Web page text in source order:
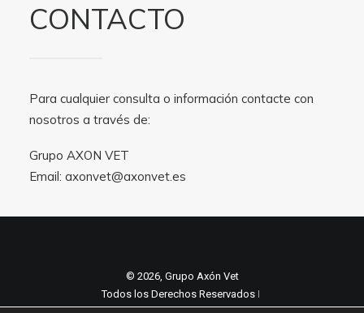
CONTACTO
Para cualquier consulta o información contacte con
nosotros a través de:
Grupo AXON VET
Email: axonvet@axonvet.es
© 2026, Grupo Axón Vet
Todos los Derechos Reservados ǀ